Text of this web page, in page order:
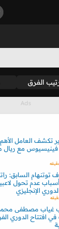
الفرق
تكشف العامل
مع ريال
توتنهام السابق:
عدم تحول
الإنجليزي
غياب مصطفى
في افتتاح الدوري